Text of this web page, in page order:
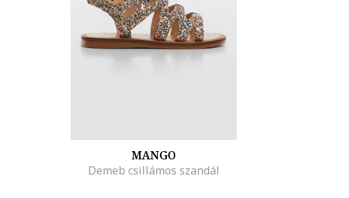
MANGO
Demeb csillámos szandál